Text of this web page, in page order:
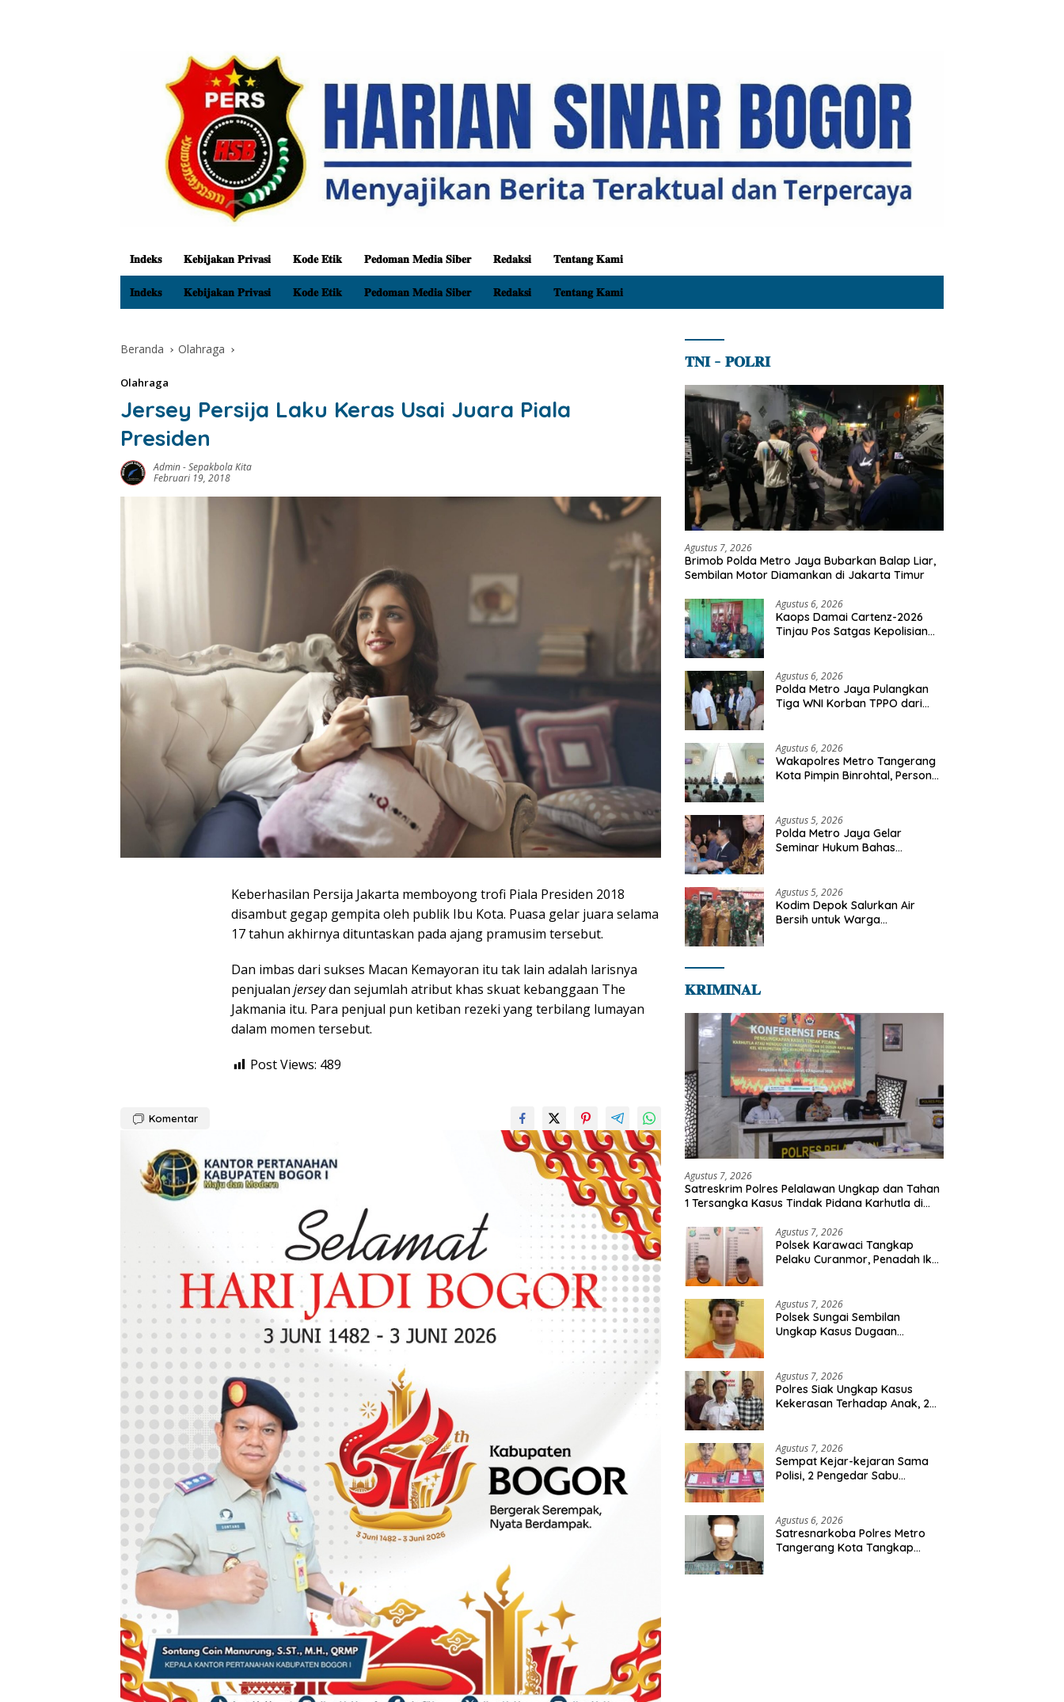
𝐈𝐧𝐝𝐞𝐤𝐬 𝐊𝐞𝐛𝐢𝐣𝐚𝐤𝐚𝐧 𝐏𝐫𝐢𝐯𝐚𝐬𝐢 𝐊𝐨𝐝𝐞 𝐄𝐭𝐢𝐤 𝐏𝐞𝐝𝐨𝐦𝐚𝐧 𝐌𝐞𝐝𝐢𝐚 𝐒𝐢𝐛𝐞𝐫 𝐑𝐞𝐝𝐚𝐤𝐬𝐢 𝐓𝐞𝐧𝐭𝐚𝐧𝐠 𝐊𝐚𝐦𝐢
𝐈𝐧𝐝𝐞𝐤𝐬 𝐊𝐞𝐛𝐢𝐣𝐚𝐤𝐚𝐧 𝐏𝐫𝐢𝐯𝐚𝐬𝐢 𝐊𝐨𝐝𝐞 𝐄𝐭𝐢𝐤 𝐏𝐞𝐝𝐨𝐦𝐚𝐧 𝐌𝐞𝐝𝐢𝐚 𝐒𝐢𝐛𝐞𝐫 𝐑𝐞𝐝𝐚𝐤𝐬𝐢 𝐓𝐞𝐧𝐭𝐚𝐧𝐠 𝐊𝐚𝐦𝐢
Beranda Olahraga
Olahraga
Jersey Persija Laku Keras Usai Juara Piala
Presiden
Admin-Sepakbola Kita
Februari 19, 2018
Keberhasilan Persija Jakarta memboyong trofi Piala Presiden 2018
disambut gegap gempita oleh publik Ibu Kota. Puasa gelar juara selama
17 tahun akhirnya dituntaskan pada ajang pramusim tersebut.
Dan imbas dari sukses Macan Kemayoran itu tak lain adalah larisnya
penjualan jerseydan sejumlah atribut khas skuat kebanggaan The
Jakmania itu. Para penjual pun ketiban rezeki yang terbilang lumayan
dalam momen tersebut.
Post Views: 489
Komentar
𝐓𝐍𝐈 – 𝐏𝐎𝐋𝐑𝐈
Agustus 7, 2026
Brimob Polda Metro Jaya Bubarkan Balap Liar,
Sembilan Motor Diamankan di Jakarta Timur
Agustus 6, 2026
Kaops Damai Cartenz-2026
Tinjau Pos Satgas Kepolisian
Bersama Masyarakat
Agustus 6, 2026
Polda Metro Jaya Pulangkan
Tiga WNI Korban TPPO dari
Agustus 6, 2026
Wakapolres Metro Tangerang
Kota Pimpin Binrohtal, Personel
Agustus 5, 2026
Polda Metro Jaya Gelar
Seminar Hukum Bahas
Agustus 5, 2026
Kodim Depok Salurkan Air
Bersih untuk Warga
𝐊𝐑𝐈𝐌𝐈𝐍𝐀𝐋
Agustus 7, 2026
Satreskrim Polres Pelalawan Ungkap dan Tahan
1 Tersangka Kasus Tindak Pidana Karhutla di
Agustus 7, 2026
Polsek Karawaci Tangkap
Pelaku Curanmor, Penadah Ikut
Agustus 7, 2026
Polsek Sungai Sembilan
Ungkap Kasus Dugaan
Berhasil Diamankan
Agustus 7, 2026
Polres Siak Ungkap Kasus
Kekerasan Terhadap Anak, 2
Agustus 7, 2026
Sempat Kejar-kejaran Sama
Polisi, 2 Pengedar Sabu
Agustus 6, 2026
Satresnarkoba Polres Metro
Tangerang Kota Tangkap